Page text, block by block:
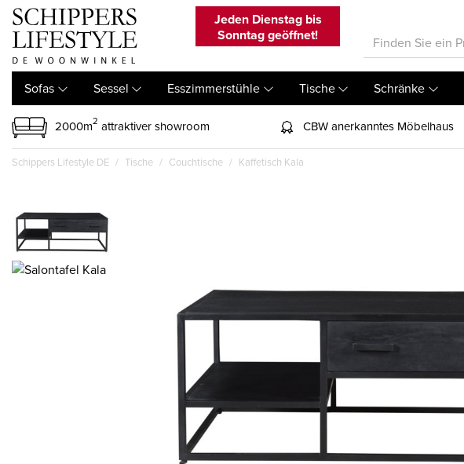
Jeden Dienstag bis
Sonntag geöffnet!
Sofas Sessel Esszimmerstühle Tische Schränke
2000m2 attraktiver showroom CBW anerkanntes Möbelhaus
Schippers Lifestyle DE Tische Couchtische Kaffetisch Kala